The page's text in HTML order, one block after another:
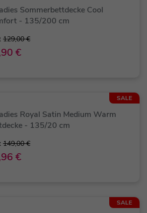
Sommerbettdecke Cool
- 135/200 cm
129,00 €
€
SALE
Royal Satin Medium Warm
- 135/20 cm
149,00 €
€
SALE